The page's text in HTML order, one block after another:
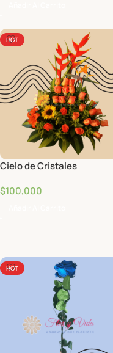
HOT
Cielo de Cristales
$100,000
HOT